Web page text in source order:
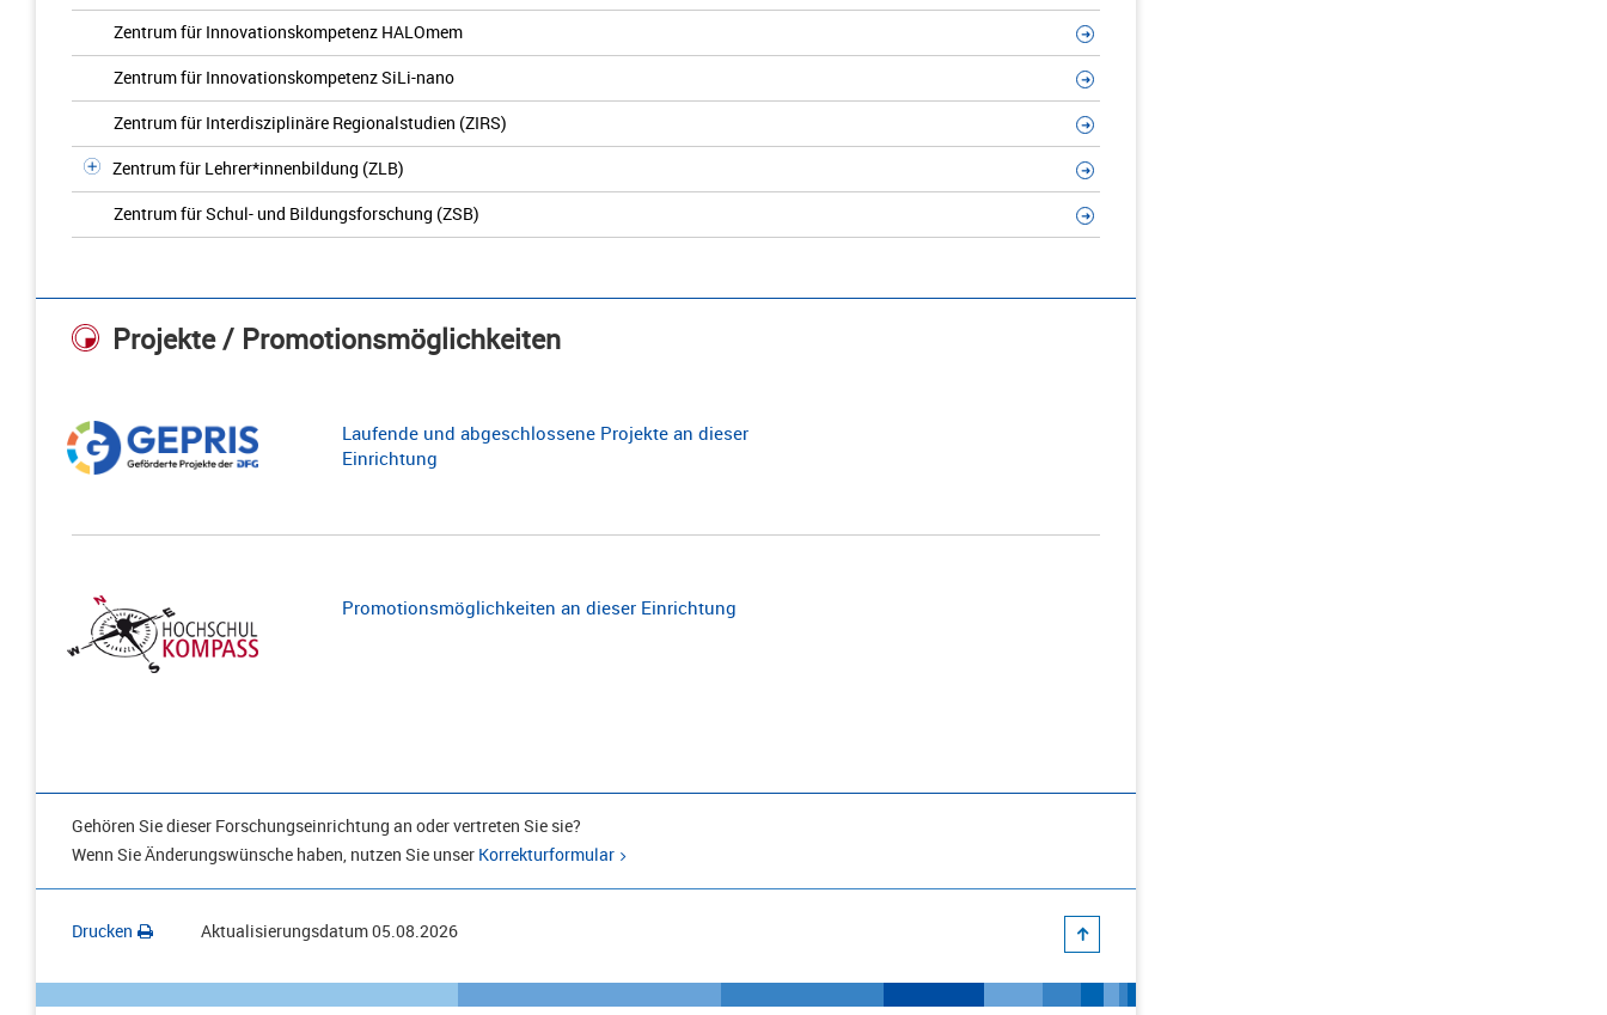
Zentrum für Innovationskompetenz HALOmem
Zentrum für Innovationskompetenz SiLi-nano
Zentrum für Interdisziplinäre Regionalstudien (ZIRS)
Zentrum für Lehrer*innenbildung (ZLB)
Zentrum für Schul- und Bildungsforschung (ZSB)
Projekte / Promotionsmöglichkeiten
Laufende und abgeschlossene Projekte an dieser
Einrichtung
Promotionsmöglichkeiten an dieser Einrichtung
Gehören Sie dieser Forschungseinrichtung an oder vertreten Sie sie?
Wenn Sie Änderungswünsche haben, nutzen Sie unser Korrekturformular
Drucken Aktualisierungsdatum05.08.2026